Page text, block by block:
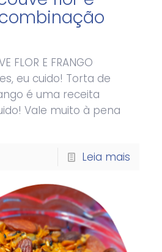
FLOR E FRANGO
eu cuido! Torta de
é uma receita
Vale muito à pena
Leia mais